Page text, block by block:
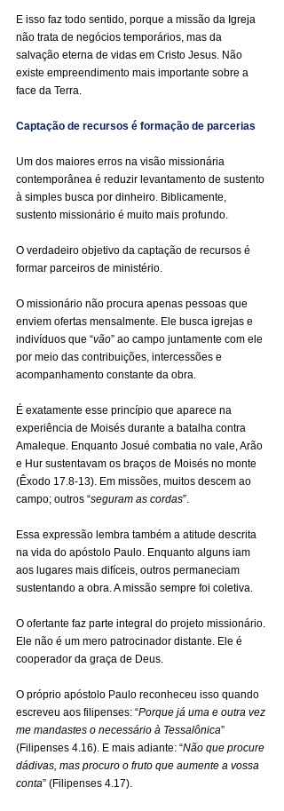
E isso faz todo sentido, porque a missão da Igreja
não trata de negócios temporários, mas da
salvação eterna de vidas em Cristo Jesus. Não
existe empreendimento mais importante sobre a
face da Terra.
Captação de recursos é formação de parcerias
Um dos maiores erros na visão missionária
contemporânea é reduzir levantamento de sustento
à simples busca por dinheiro. Biblicamente,
sustento missionário é muito mais profundo.
O verdadeiro objetivo da captação de recursos é
formar parceiros de ministério.
O missionário não procura apenas pessoas que
enviem ofertas mensalmente. Ele busca igrejas e
indivíduos que “vão” ao campo juntamente com ele
por meio das contribuições, intercessões e
acompanhamento constante da obra.
É exatamente esse princípio que aparece na
experiência de Moisés durante a batalha contra
Amaleque. Enquanto Josué combatia no vale, Arão
e Hur sustentavam os braços de Moisés no monte
(Êxodo 17.8-13). Em missões, muitos descem ao
campo; outros “seguram as cordas”.
Essa expressão lembra também a atitude descrita
na vida do apóstolo Paulo. Enquanto alguns iam
aos lugares mais difíceis, outros permaneciam
sustentando a obra. A missão sempre foi coletiva.
O ofertante faz parte integral do projeto missionário.
Ele não é um mero patrocinador distante. Ele é
cooperador da graça de Deus.
O próprio apóstolo Paulo reconheceu isso quando
escreveu aos filipenses: “Porque já uma e outra vez
me mandastes o necessário à Tessalônica”
(Filipenses 4.16). E mais adiante: “Não que procure
dádivas, mas procuro o fruto que aumente a vossa
conta” (Filipenses 4.17).